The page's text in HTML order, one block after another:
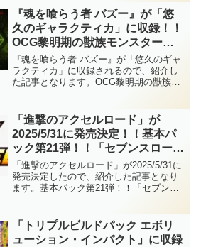
ッシュデュエル】
をサルベージしつつ1ドローは、破格の性
能ですね！？【遊戯王ラッシュデュエ
ル】
『魂を喰らう者 バズー』が「悠
久のギャラクティカ」に収録！！
OCG黎明期の獣族モンスターが
ラッシュにレジェンドカードとし
て実装！！最上級モンスターとす
ら殴り合える、頼れる下級アタッ
デュエル】
『魂を喰らう者 バズー』が「悠久のギャ
ラクティカ」に収録されるので、紹介し
た記事となります。OCG黎明期の獣族モ
殴り合える、頼れる下級アタッカーです
ね！！【遊戯王ラッシュデュエル】
「進撃のアクセルロード」が
2025/5/31に発売決定！！基本パ
ック第21弾！！「セブンスロー
ド」の強化が確定していますね。
更に、基本パックでは初となる新
仕様のオーバーラッシュレア仕様
デュエル】
「進撃のアクセルロード」が2025/5/31に
発売決定したので、紹介した記事となり
ます。基本パック第21弾！！「セブンス
ーバーラッシュレア仕様も実装です！！
【遊戯王ラッシュデュエル】
「トリプルビルドパック エボリ
ューション・インパクト」に収録